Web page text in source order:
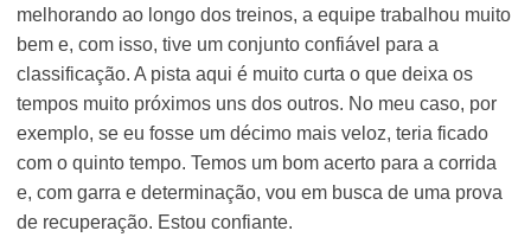
melhorando ao longo dos treinos, a equipe trabalhou muito
bem e, com isso, tive um conjunto confiável para a
classificação. A pista aqui é muito curta o que deixa os
tempos muito próximos uns dos outros. No meu caso, por
exemplo, se eu fosse um décimo mais veloz, teria ficado
com o quinto tempo. Temos um bom acerto para a corrida
e, com garra e determinação, vou em busca de uma prova
de recuperação. Estou confiante.